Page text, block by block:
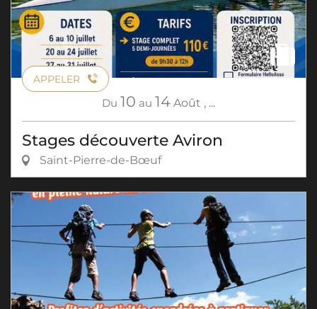
APPELER
Du 10 au 14 Août , ...
Stages découverte Aviron
Saint-Pierre-de-Bœuf